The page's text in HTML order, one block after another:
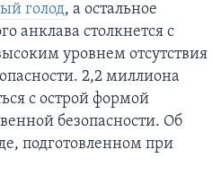
голод, а остальное
анклава столкнется с
уровнем отсутствия
2,2 миллиона
с острой формой
безопасности. Об
подготовленном при